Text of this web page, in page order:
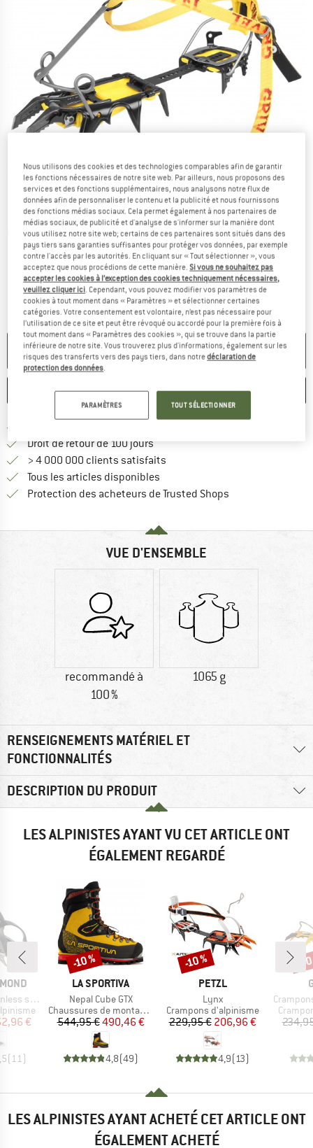
Photos détaillées
PLUS DISPONIBLE
ENREGISTRER COMPARER
Droit de retour de 100 jours
> 4 000 000 clients satisfaits
Tous les articles disponibles
Protection des acheteurs de Trusted Shops
VUE D'ENSEMBLE
recommandé à
100 %
1065 g
RENSEIGNEMENTS MATÉRIEL ET
FONCTIONNALITÉS
DESCRIPTION DU PRODUIT
LES ALPINISTES AYANT VU CET ARTICLE ONT
ÉGALEMENT REGARDÉ
steel
réduit
€
(11 )
MARQUE
LA SPORTIVA
Article
Nepal Cube GTX
Product group
Chaussures de montagne
Prix
544,95 €Prix réduit
490,46 €
4,8(49)
Remise
-10 %
MARQUE
PETZL
Article
Lynx
Product group
Crampons d'alpinisme
Prix
229,95 €Prix réduit
206,96 €
4,9(13)
Remise
-10 %
Article
-
LES ALPINISTES AYANT ACHETÉ CET ARTICLE ONT
ÉGALEMENT ACHETÉ
Nous utilisons des cookies et des technologies comparables afin de garantir
les fonctions nécessaires de notre site web. Par ailleurs, nous proposons des
services et des fonctions supplémentaires, nous analysons notre flux de
données afin de personnaliser le contenu et la publicité et nous fournissons
des fonctions médias sociaux. Cela permet également à nos partenaires de
médias sociaux, de publicité et d'analyse de s'informer sur la manière dont
vous utilisez notre site web; certains de ces partenaires sont situés dans des
pays tiers sans garanties suffisantes pour protéger vos données, par exemple
contre l'accès par les autorités. En cliquant sur « Tout sélectionner », vous
acceptez que nous procédions de cette manière.Si vous ne souhaitez pas
accepter les cookies à l’exception des cookies techniquement nécessaires,
veuillez cliquer ici. Cependant, vous pouvez modifier vos paramètres de
cookies à tout moment dans « Paramètres » et sélectionner certaines
catégories. Votre consentement est volontaire, n’est pas nécessaire pour
l’utilisation de ce site et peut être révoqué ou accordé pour la première fois à
tout moment dans « Paramètres des cookies », qui se trouve dans la partie
inférieure de notre site. Vous trouverez plus d'informations, également sur les
risques des transferts vers des pays tiers, dans notredéclaration de
protection des données.
PARAMÈTRES TOUT SÉLECTIONNER